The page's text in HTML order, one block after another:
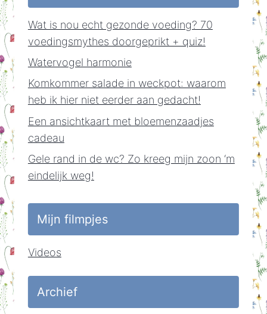
Wat is nou echt gezonde voeding? 70
voedingsmythes doorgeprikt + quiz!
Watervogel harmonie
Komkommer salade in weckpot: waarom
heb ik hier niet eerder aan gedacht!
Een ansichtkaart met bloemenzaadjes
cadeau
Gele rand in de wc? Zo kreeg mijn zoon ‘m
eindelijk weg!
Mijn filmpjes
Videos
Archief